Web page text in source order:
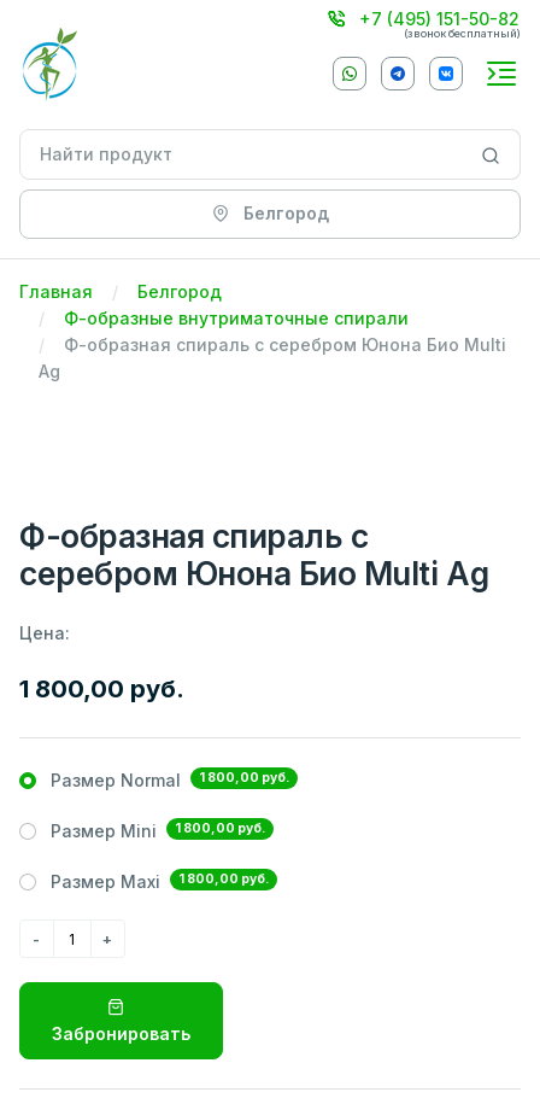
+7 (495) 151-50-82
(звонок бесплатный)
Белгород
Главная
Белгород
Ф-образные внутриматочные спирали
Ф-образная спираль с серебром Юнона Био Multi
Ag
Ф-образная спираль с
серебром Юнона Био Multi Ag
Цена:
1 800,00 руб.
Размер Normal 1 800,00 руб.
Размер Mini 1 800,00 руб.
Размер Maxi 1 800,00 руб.
Забронировать